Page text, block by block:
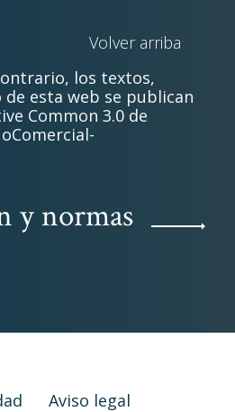
Volver arriba
los textos,
de esta web se publican
Common 3.0 de
y normas
Aviso legal